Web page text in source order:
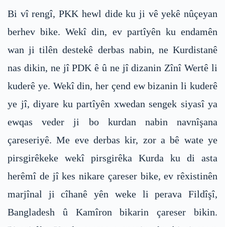
Bi vî rengî, PKK hewl dide ku ji vê yekê nûçeyan
berhev bike. Wekî din, ev partîyên ku endamên
wan ji tilên destekê derbas nabin, ne Kurdistanê
nas dikin, ne jî PDK ê û ne jî dizanin Zînî Wertê li
kuderê ye. Wekî din, her çend ew bizanin li kuderê
ye jî, diyare ku partîyên xwedan sengek siyasî ya
ewqas veder ji bo kurdan nabin navnîşana
çareseriyê. Me eve derbas kir, zor a bê wate ye
pirsgirêkeke wekî pirsgirêka Kurda ku di asta
herêmî de jî kes nikare çareser bike, ev rêxistinên
marjînal ji cîhanê yên weke li perava Fildîşî,
Bangladesh û Kamîron bikarin çareser bikin.